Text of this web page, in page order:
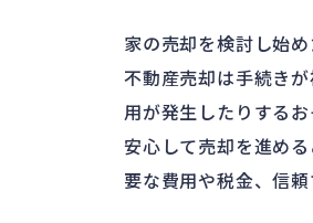
家の売却を検討し始
不動産売却は手続き
用が発生したりする
安心して売却を進め
要な費用や税金、信